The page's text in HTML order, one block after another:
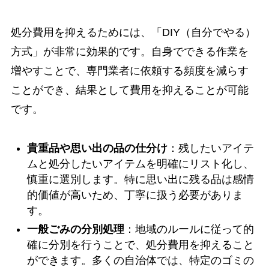
処分費用を抑えるためには、「DIY（自分でやる）
方式」が非常に効果的です。自身でできる作業を
増やすことで、専門業者に依頼する頻度を減らす
ことができ、結果として費用を抑えることが可能
です。
貴重品や思い出の品の仕分け：残したいアイテ
ムと処分したいアイテムを明確にリスト化し、
慎重に選別します。特に思い出に残る品は感情
的価値が高いため、丁寧に扱う必要がありま
す。
一般ごみの分別処理 ：地域のルールに従って的
確に分別を行うことで、処分費用を抑えること
ができます。多くの自治体では、特定のゴミの